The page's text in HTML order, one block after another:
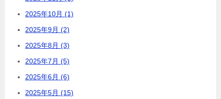
2025年10月 (1)
2025年9月 (2)
2025年8月 (3)
2025年7月 (5)
2025年6月 (6)
2025年5月 (15)